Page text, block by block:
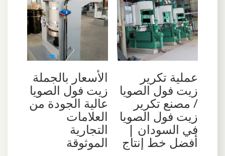
عملية تكرير
زيت فول الصويا
/ مصنع تكرير
زيت فول الصويا
في السودان |
أفضل خط إنتاج
الأسعار بالجملة
زيت فول الصويا
عالية الجودة من
العلامات
التجارية
الموثوقة